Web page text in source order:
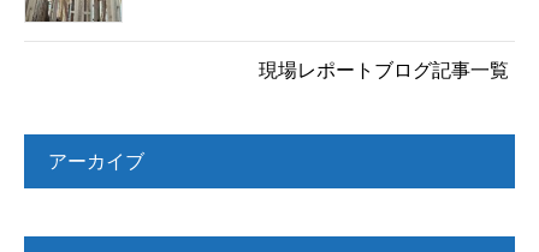
現場レポートブログ記事一覧
アーカイブ